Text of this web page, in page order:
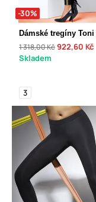
-30%
Dámské tregíny
1 318,00 Kč922,60 Kč
Skladem
3